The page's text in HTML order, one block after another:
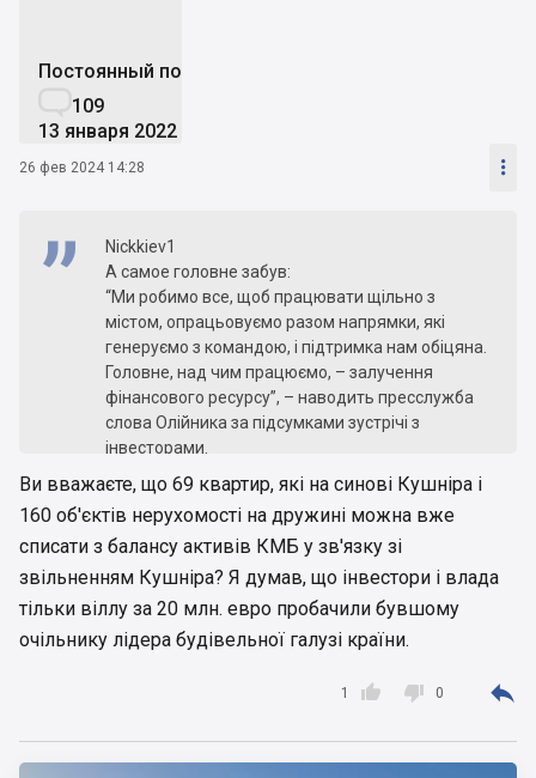
Постоянный пользователь
109
13 января 2022
26 фев 2024 14:28 
Nickkiev1
А самое головне забув:
“Ми робимо все, щоб працювати щільно з
містом, опрацьовуємо разом напрямки, які
генеруємо з командою, і підтримка нам обіцяна.
Головне, над чим працюємо, – залучення
фінансового ресурсу”, – наводить пресслужба
слова Олійника за підсумками зустрічі з
інвесторами.
Фінансовий ресурс повністю відсутній:) Який же
план добудови буде, якщо гроші всі були
витрачені ще до війни) Усі в чергу за
квартирами до начебто "комунального"
забудовника банкрута, при дослідженні
виявляється що у нього власності з активів та
майна лише півбудівлі на Печерську)))) Й
працівників 60 чоловік :) У Аркади будівля на
Ви вважаєте, що 69 квартир, які на синові Кушніра і
160 об'єктів нерухомості на дружині можна вже
списати з балансу активів КМБ у зв'язку зі
звільненням Кушніра? Я думав, що інвестори і влада
тільки віллу за 20 млн. евро пробачили бувшому
очільнику лідера будівельної галузі країни.

1  0 